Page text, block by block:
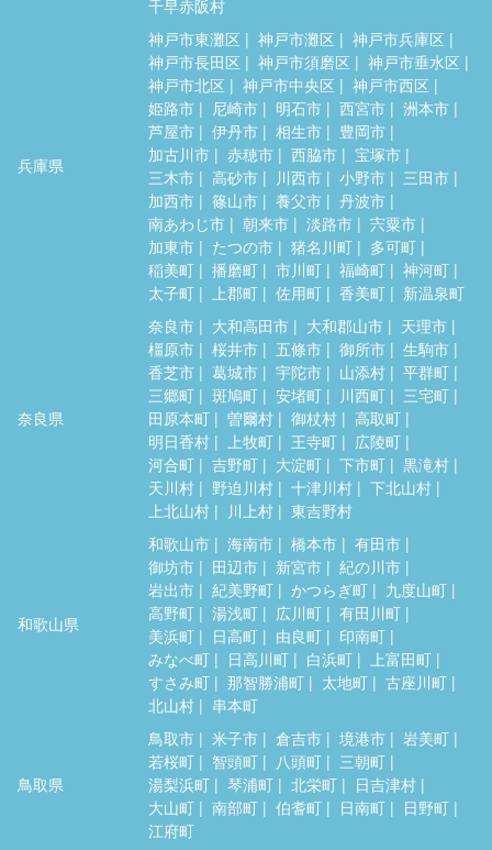
千早赤阪村
兵庫県
神戸市東灘区 神戸市灘区
神戸市兵庫区
神戸市長田区
神戸市須磨区
神戸市垂水区
神戸市北区
神戸市中央区
神戸市西区
姫路市
尼崎市 明石市 西宮市
洲本市
芦屋市
伊丹市 相生市
豊岡市
加古川市
赤穂市 西脇市
宝塚市
三木市
高砂市 川西市 小野市
三田市
加西市
篠山市 養父市
丹波市
南あわじ市
朝来市 淡路市
宍粟市
加東市
たつの市 猪名川町
多可町
稲美町
播磨町 市川町 福崎町
神河町
太子町
上郡町 佐用町 香美町 新温泉町
奈良県
奈良市 大和高田市 大和郡山市
天理市
橿原市
桜井市 五條市 御所市
生駒市
香芝市
葛城市 宇陀市 山添村
平群町
三郷町
斑鳩町 安堵町 川西町
三宅町
田原本町
曽爾村 御杖村
高取町
明日香村
上牧町 王寺町
広陵町
河合町
吉野町 大淀町 下市町
黒滝村
天川村
野迫川村 十津川村
下北山村
上北山村
川上村 東吉野村
和歌山県
和歌山市 海南市 橋本市
有田市
御坊市
田辺市 新宮市
紀の川市
岩出市
紀美野町 かつらぎ町
九度山町
高野町
湯浅町 広川町
有田川町
美浜町
日高町 由良町
印南町
みなべ町
日高川町 白浜町
上富田町
すさみ町
那智勝浦町 太地町
古座川町
北山村
串本町
鳥取県
鳥取市 米子市 倉吉市 境港市
岩美町
若桜町
智頭町 八頭町
三朝町
湯梨浜町
琴浦町 北栄町
日吉津村
大山町
南部町 伯耆町 日南町
日野町
江府町